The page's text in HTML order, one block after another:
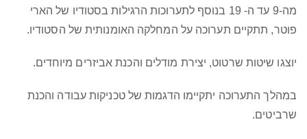
מה-9 עד ה- 19 בנוסף לתערוכות הרגילות בסטודיו של הארי
פוטר, תתקיים תערוכה על המחלקה האומנותית של הסטודיו.
יוצגו שיטות שרטוט, יצירת מודלים והכנת אביזרים מיוחדים.
במהלך התערוכה יתקיימו הדגמות של טכניקות עבודה והכנת
שרביטים.